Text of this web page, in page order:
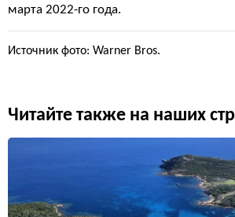
марта 2022-го года.
Источник фото: Warner Bros.
Читайте также на наших